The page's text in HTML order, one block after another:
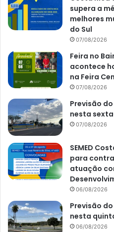
supera a
melhores
do Sul
07/08/2026
Feira no
acontece
na Feira
07/08/2026
Previsão
nesta
07/08/2026
SEMED
para
atuação
06/08/2026
Previsão
nesta
06/08/2026